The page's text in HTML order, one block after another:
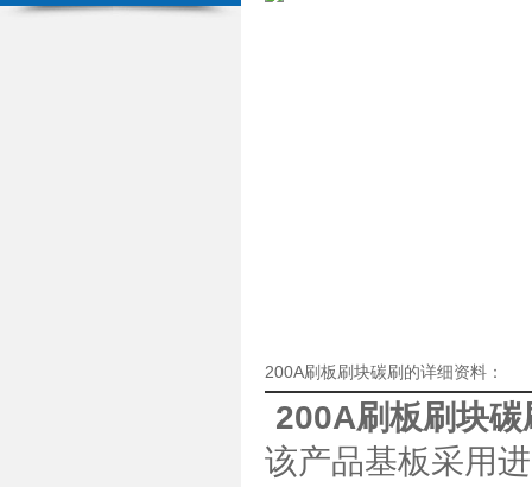
200A刷板刷块碳刷的详细资料：
200A刷板刷块碳
该产品基板采用